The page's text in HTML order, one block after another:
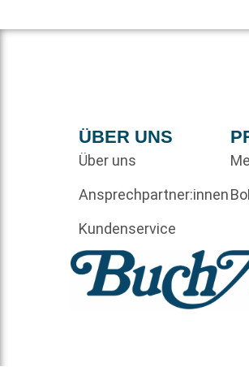
ÜBER UNS
Über uns
Ansprechpartner:innen
Kundenservice